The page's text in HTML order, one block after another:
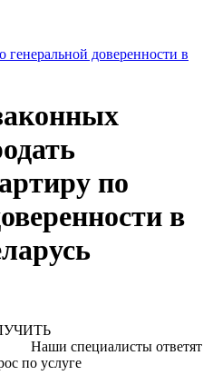
генеральной доверенности в
по
в
ПОЛУЧИТЬ
ответят
по услуге